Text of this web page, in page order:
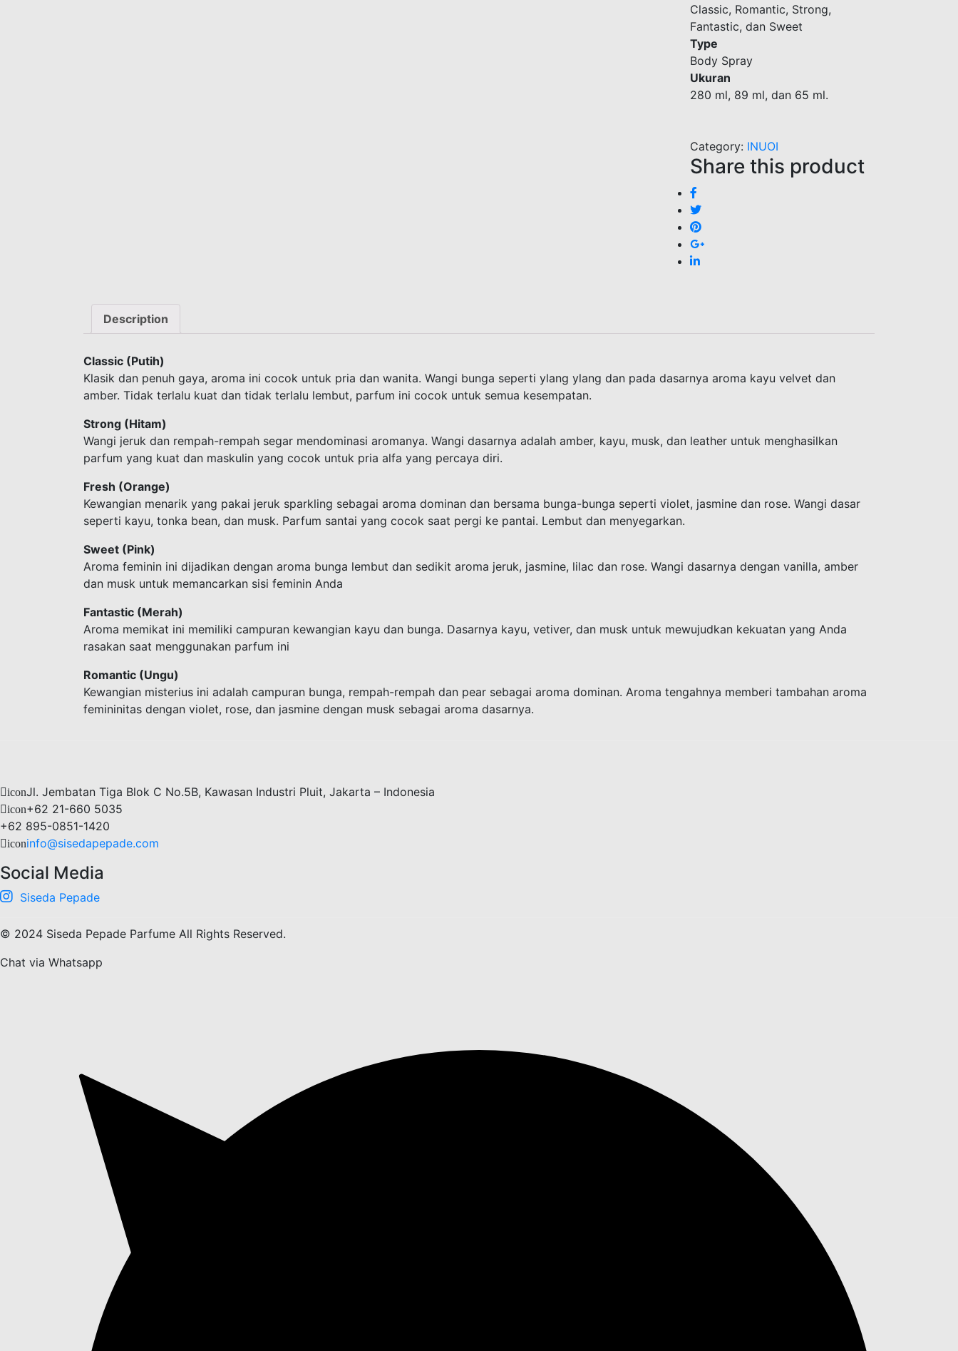
Classic, Romantic, Strong,
Fantastic, dan Sweet
Type
Body Spray
Ukuran
280 ml, 89 ml, dan 65 ml.
Category: INUOI
Share this product
Description
Classic (Putih)
Klasik dan penuh gaya, aroma ini cocok untuk pria dan wanita. Wangi bunga seperti ylang ylang dan pada dasarnya aroma kayu velvet dan
amber. Tidak terlalu kuat dan tidak terlalu lembut, parfum ini cocok untuk semua kesempatan.
Strong (Hitam)
Wangi jeruk dan rempah-rempah segar mendominasi aromanya. Wangi dasarnya adalah amber, kayu, musk, dan leather untuk menghasilkan
parfum yang kuat dan maskulin yang cocok untuk pria alfa yang percaya diri.
Fresh (Orange)
Kewangian menarik yang pakai jeruk sparkling sebagai aroma dominan dan bersama bunga-bunga seperti violet, jasmine dan rose. Wangi dasar
seperti kayu, tonka bean, dan musk. Parfum santai yang cocok saat pergi ke pantai. Lembut dan menyegarkan.
Sweet (Pink)
Aroma feminin ini dijadikan dengan aroma bunga lembut dan sedikit aroma jeruk, jasmine, lilac dan rose. Wangi dasarnya dengan vanilla, amber
dan musk untuk memancarkan sisi feminin Anda
Fantastic (Merah)
Aroma memikat ini memiliki campuran kewangian kayu dan bunga. Dasarnya kayu, vetiver, dan musk untuk mewujudkan kekuatan yang Anda
rasakan saat menggunakan parfum ini
Romantic (Ungu)
Kewangian misterius ini adalah campuran bunga, rempah-rempah dan pear sebagai aroma dominan. Aroma tengahnya memberi tambahan aroma
femininitas dengan violet, rose, dan jasmine dengan musk sebagai aroma dasarnya.
iconJl. Jembatan Tiga Blok C No.5B, Kawasan Industri Pluit, Jakarta – Indonesia
icon+62 21-660 5035
+62 895-0851-1420
iconinfo@sisedapepade.com
Social Media
Siseda Pepade
© 2024 Siseda Pepade Parfume All Rights Reserved.
Chat via Whatsapp